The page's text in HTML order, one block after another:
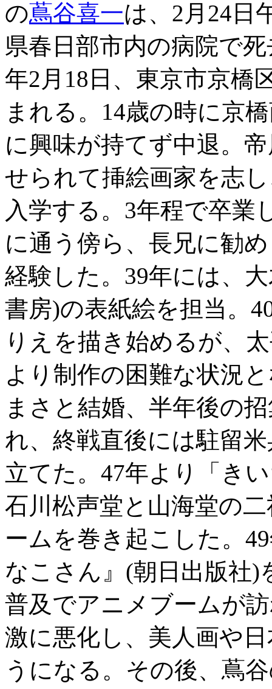
の蔦谷喜一は、2月24日
県春日部市内の病院で
年2月18日、東京市京橋
まれる。14歳の時に京
に興味が持てず中退。
せられて挿絵画家を志
入学する。3年程で卒業
に通う傍ら、長兄に勧
経験した。39年には、
書房)の表紙絵を担当。
りえを描き始めるが、
より制作の困難な状況
まさと結婚、半年後の
れ、終戦直後には駐留
立てた。47年より「き
石川松声堂と山海堂の
ームを巻き起こした。
なこさん』(朝日出版社)
普及でアニメブームが
激に悪化し、美人画や
うになる。その後、蔦